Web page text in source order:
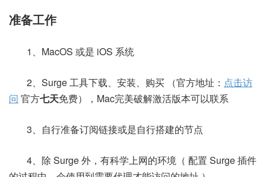
准备工作
1、MacOS 或是 iOS 系统
2、Surge 工具下载、安装、购买 （官方地址： 点击访
问 官方七天免费），Mac完美破解激活版本可以联系
3、自行准备订阅链接或是自行搭建的节点
4、除 Surge 外，有科学上网的环境（ 配置 Surge 插件